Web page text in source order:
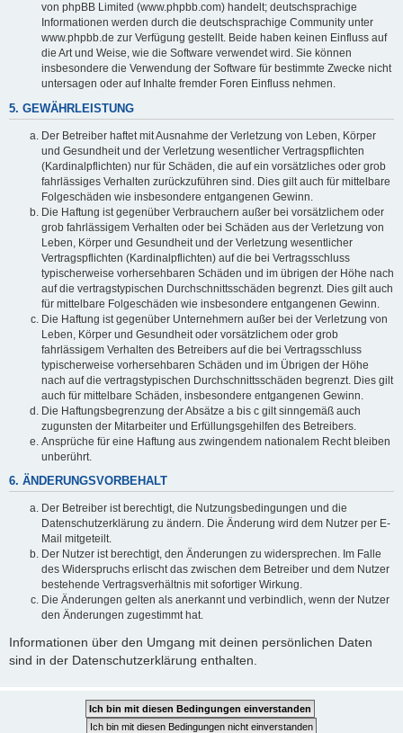
von phpBB Limited (www.phpbb.com) handelt; deutschsprachige
Informationen werden durch die deutschsprachige Community unter
www.phpbb.de zur Verfügung gestellt. Beide haben keinen Einfluss auf
die Art und Weise, wie die Software verwendet wird. Sie können
insbesondere die Verwendung der Software für bestimmte Zwecke nicht
untersagen oder auf Inhalte fremder Foren Einfluss nehmen.
5. GEWÄHRLEISTUNG
Der Betreiber haftet mit Ausnahme der Verletzung von Leben, Körper
und Gesundheit und der Verletzung wesentlicher Vertragspflichten
(Kardinalpflichten) nur für Schäden, die auf ein vorsätzliches oder grob
fahrlässiges Verhalten zurückzuführen sind. Dies gilt auch für mittelbare
Folgeschäden wie insbesondere entgangenen Gewinn.
Die Haftung ist gegenüber Verbrauchern außer bei vorsätzlichem oder
grob fahrlässigem Verhalten oder bei Schäden aus der Verletzung von
Leben, Körper und Gesundheit und der Verletzung wesentlicher
Vertragspflichten (Kardinalpflichten) auf die bei Vertragsschluss
typischerweise vorhersehbaren Schäden und im übrigen der Höhe nach
auf die vertragstypischen Durchschnittsschäden begrenzt. Dies gilt auch
für mittelbare Folgeschäden wie insbesondere entgangenen Gewinn.
Die Haftung ist gegenüber Unternehmern außer bei der Verletzung von
Leben, Körper und Gesundheit oder vorsätzlichem oder grob
fahrlässigem Verhalten des Betreibers auf die bei Vertragsschluss
typischerweise vorhersehbaren Schäden und im Übrigen der Höhe
nach auf die vertragstypischen Durchschnittsschäden begrenzt. Dies gilt
auch für mittelbare Schäden, insbesondere entgangenen Gewinn.
Die Haftungsbegrenzung der Absätze a bis c gilt sinngemäß auch
zugunsten der Mitarbeiter und Erfüllungsgehilfen des Betreibers.
Ansprüche für eine Haftung aus zwingendem nationalem Recht bleiben
unberührt.
6. ÄNDERUNGSVORBEHALT
Der Betreiber ist berechtigt, die Nutzungsbedingungen und die
Datenschutzerklärung zu ändern. Die Änderung wird dem Nutzer per E-
Mail mitgeteilt.
Der Nutzer ist berechtigt, den Änderungen zu widersprechen. Im Falle
des Widerspruchs erlischt das zwischen dem Betreiber und dem Nutzer
bestehende Vertragsverhältnis mit sofortiger Wirkung.
Die Änderungen gelten als anerkannt und verbindlich, wenn der Nutzer
den Änderungen zugestimmt hat.
Informationen über den Umgang mit deinen persönlichen Daten
sind in der Datenschutzerklärung enthalten.